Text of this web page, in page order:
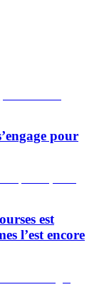
pour
est
l’est encore